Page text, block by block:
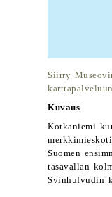
Siirry
Kuvaus
Kotkaniemi
Suomen
tasavallan
Svinhufvudin